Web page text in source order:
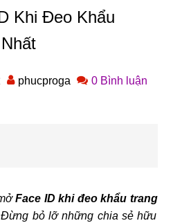
Khi Đeo Khẩu
phucproga 0 Bình luận
Face ID khi đeo khẩu trang
bỏ lỡ những chia sẻ hữu